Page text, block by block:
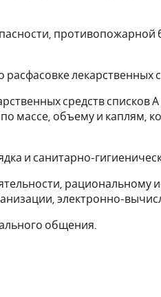
противопожарной
лекарственных
средств
массе, объему и каплям,
и санитарно-
рациональному
электронно-
общения.